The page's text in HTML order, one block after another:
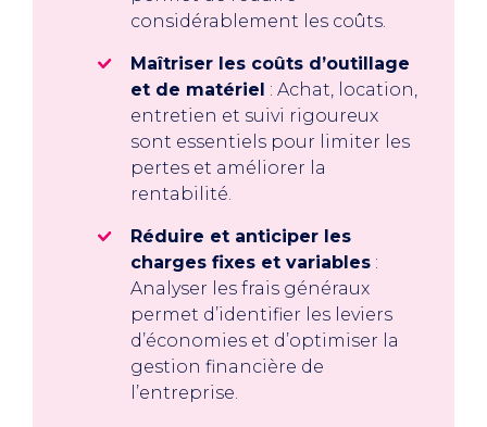
considérablement les coûts.
Maîtriser les coûts d’outillage
et de matériel : Achat, location,
entretien et suivi rigoureux
sont essentiels pour limiter les
pertes et améliorer la
rentabilité.
Réduire et anticiper les
charges fixes et variables :
Analyser les frais généraux
permet d’identifier les leviers
d’économies et d’optimiser la
gestion financière de
l’entreprise.